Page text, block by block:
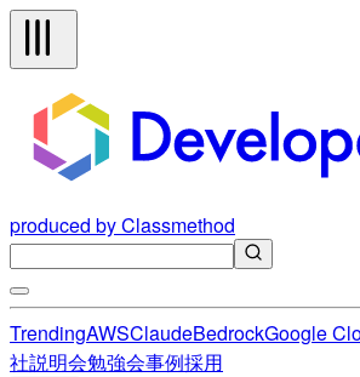
produced by Classmethod
TrendingAWSClaudeBedrockGoogle
社説明会勉強会事例採用